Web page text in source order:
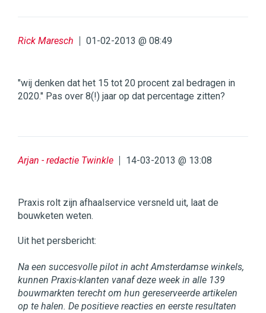
Rick Maresch 01-02-2013 @ 08:49
"wij denken dat het 15 tot 20 procent zal bedragen in
2020." Pas over 8(!) jaar op dat percentage zitten?
Arjan - redactie Twinkle 14-03-2013 @ 13:08
Praxis rolt zijn afhaalservice versneld uit, laat de
bouwketen weten.
Uit het persbericht:
Na een succesvolle pilot in acht Amsterdamse winkels,
kunnen Praxis-klanten vanaf deze week in alle 139
bouwmarkten terecht om hun gereserveerde artikelen
op te halen. De positieve reacties en eerste resultaten